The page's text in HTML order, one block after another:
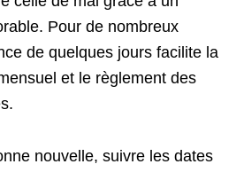
Pour de nombreux
de quelques jours facilite la
et le règlement des
nouvelle, suivre les dates